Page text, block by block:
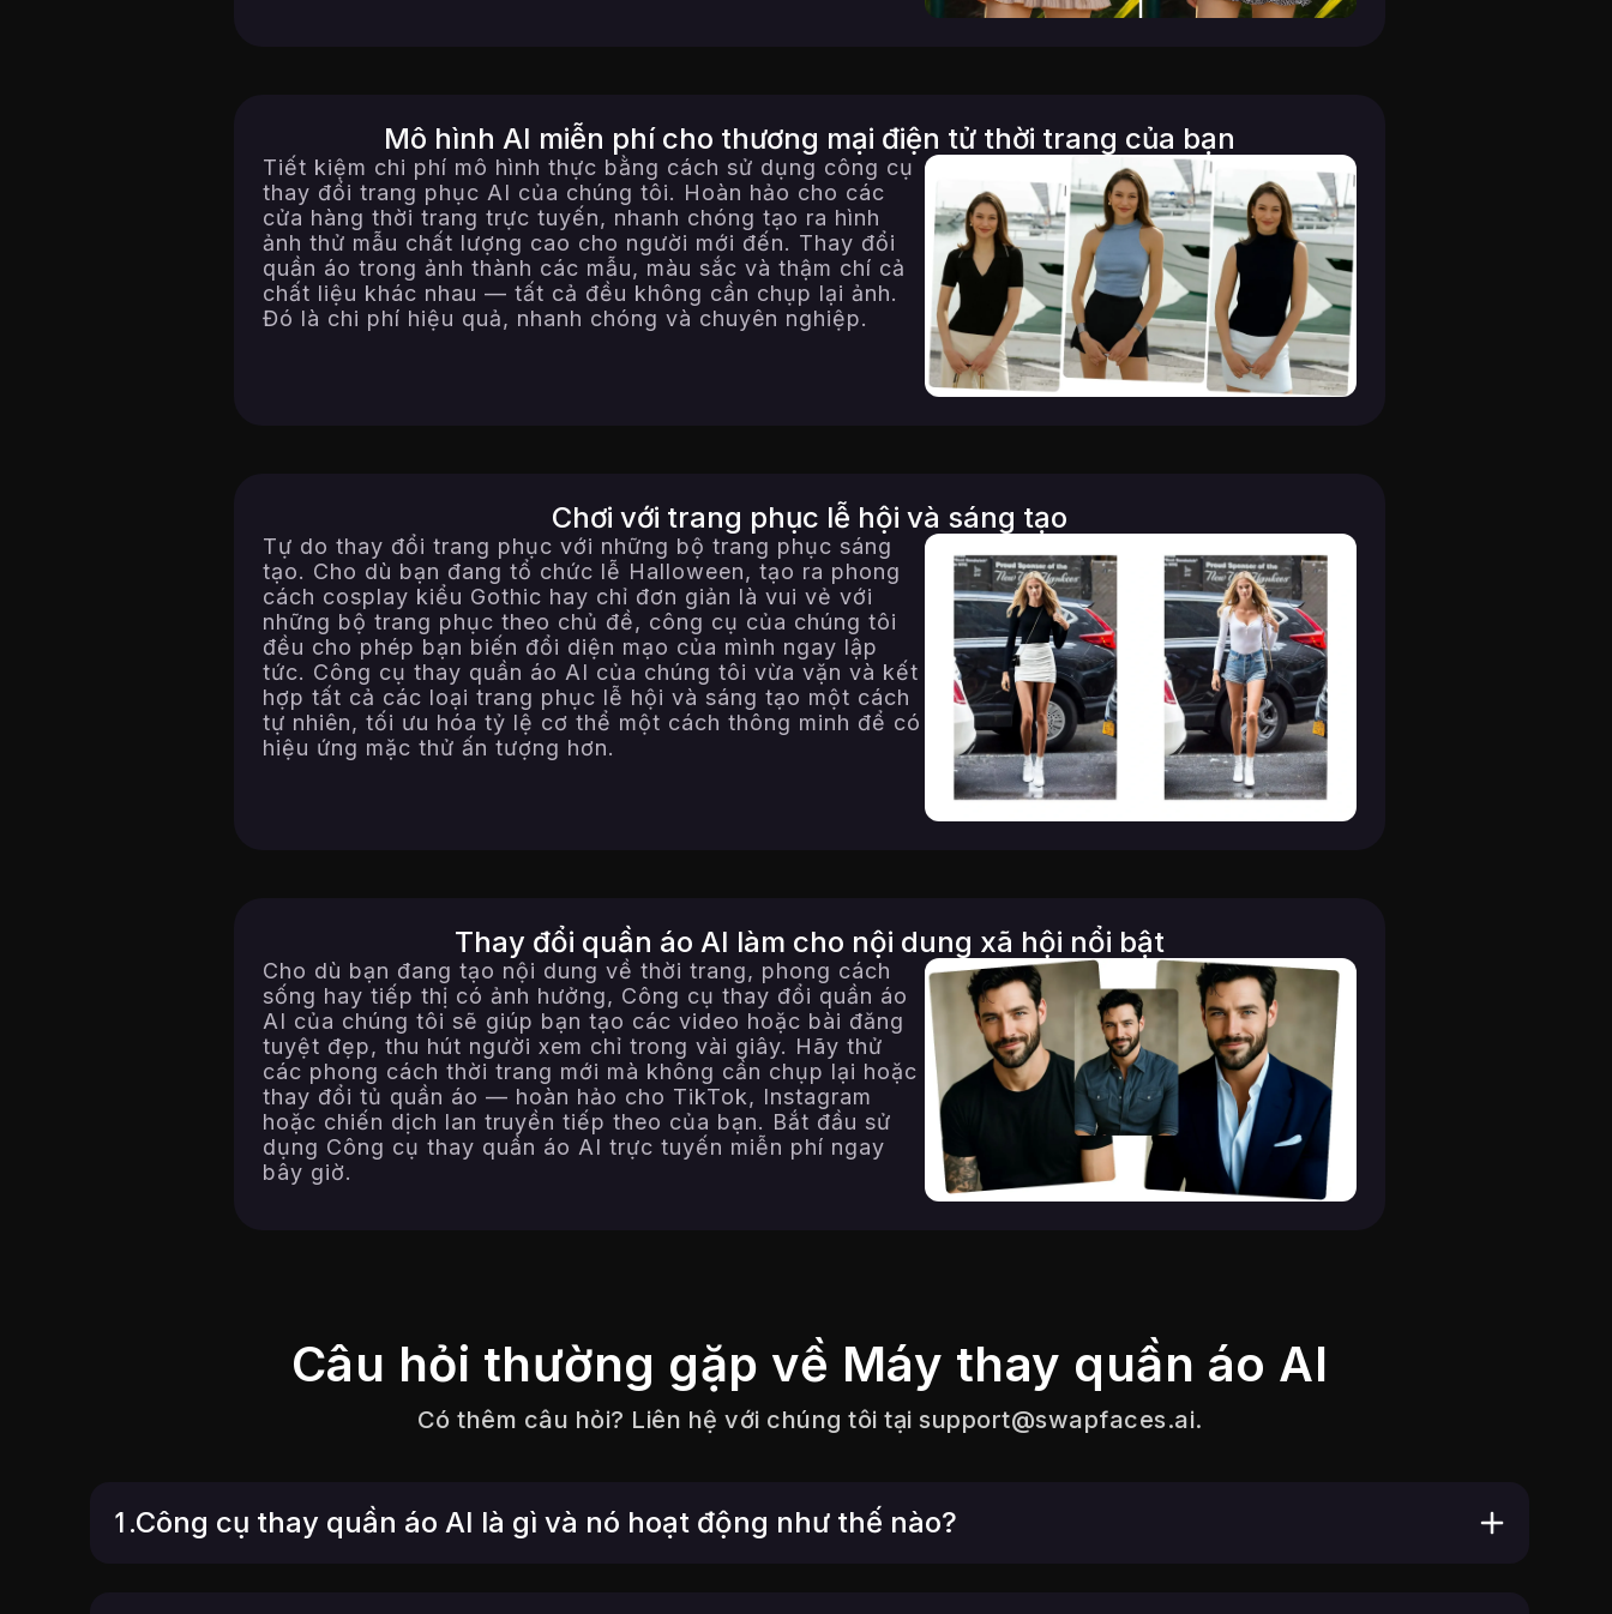
Mô hình AI miễn phí cho thương mại điện tử thời trang của bạn
Tiết kiệm chi phí mô hình thực bằng cách sử dụng công cụ
thay đổi trang phục AI của chúng tôi. Hoàn hảo cho các
cửa hàng thời trang trực tuyến, nhanh chóng tạo ra hình
ảnh thử mẫu chất lượng cao cho người mới đến. Thay đổi
quần áo trong ảnh thành các mẫu, màu sắc và thậm chí cả
chất liệu khác nhau — tất cả đều không cần chụp lại ảnh.
Đó là chi phí hiệu quả, nhanh chóng và chuyên nghiệp.
Chơi với trang phục lễ hội và sáng tạo
Tự do thay đổi trang phục với những bộ trang phục sáng
tạo. Cho dù bạn đang tổ chức lễ Halloween, tạo ra phong
cách cosplay kiểu Gothic hay chỉ đơn giản là vui vẻ với
những bộ trang phục theo chủ đề, công cụ của chúng tôi
đều cho phép bạn biến đổi diện mạo của mình ngay lập
tức. Công cụ thay quần áo AI của chúng tôi vừa vặn và kết
hợp tất cả các loại trang phục lễ hội và sáng tạo một cách
tự nhiên, tối ưu hóa tỷ lệ cơ thể một cách thông minh để có
hiệu ứng mặc thử ấn tượng hơn.
Thay đổi quần áo AI làm cho nội dung xã hội nổi bật
Cho dù bạn đang tạo nội dung về thời trang, phong cách
sống hay tiếp thị có ảnh hưởng, Công cụ thay đổi quần áo
AI của chúng tôi sẽ giúp bạn tạo các video hoặc bài đăng
tuyệt đẹp, thu hút người xem chỉ trong vài giây. Hãy thử
các phong cách thời trang mới mà không cần chụp lại hoặc
thay đổi tủ quần áo — hoàn hảo cho TikTok, Instagram
hoặc chiến dịch lan truyền tiếp theo của bạn. Bắt đầu sử
dụng Công cụ thay quần áo AI trực tuyến miễn phí ngay
bây giờ.
Câu hỏi thường gặp về Máy thay quần áo AI
Có thêm câu hỏi? Liên hệ với chúng tôi tại support@swapfaces.ai.
1.Công cụ thay quần áo AI là gì và nó hoạt động như thế nào?